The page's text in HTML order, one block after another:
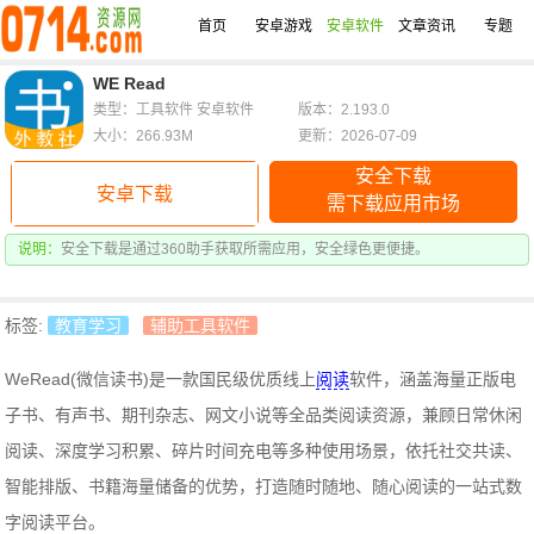
首页 安卓游戏 安卓软件 文章资讯 专题
WE Read
安卓下载
安全下载
需下载应用市场
说明： 安全下载是通过360助手获取所需应用，安全绿色更便捷。
类型：工具软件 安卓软件
版本：2.193.0
大小：266.93M
更新：2026-07-09
标签: 教育学习 辅助工具软件
WeRead(微信读书)是一款国民级优质线上阅读软件，涵盖海量正版电
子书、有声书、期刊杂志、网文小说等全品类阅读资源，兼顾日常休闲
阅读、深度学习积累、碎片时间充电等多种使用场景，依托社交共读、
智能排版、书籍海量储备的优势，打造随时随地、随心阅读的一站式数
字阅读平台。